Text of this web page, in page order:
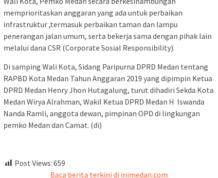
memprioritaskan anggaran yang ada untuk perbaikan
infrastruktur ,termasuk perbaikan taman dan lampu
penerangan jalan umum, serta bekerja sama dengan pihak lain
melalui dana CSR (Corporate Sosial Responsibility).
Di samping Wali Kota, Sidang Paripurna DPRD Medan tentang
RAPBD Kota Medan Tahun Anggaran 2019 yang dipimpin Ketua
DPRD Medan Henry Jhon Hutagalung, turut dihadiri Sekda Kota
Medan Wirya Alrahman, Wakil Ketua DPRD Medan H Iswanda
Nanda Ramli, anggota dewan, pimpinan OPD di lingkungan
pemko Medan dan Camat. (di)
Post Views: 659
Baca berita terkini di inimedan.com